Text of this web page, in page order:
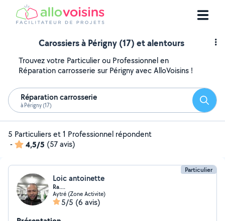
Carossiers à Périgny (17) et alentours
Trouvez votre Particulier ou Professionnel en
Réparation carrosserie sur Périgny avec AlloVoisins !
Réparation carrosserie
à Périgny (17)
5 Particuliers et 1 Professionnel répondent
-
4,5/5 (57 avis)
Particulier
Loic antoinette
Ra....
Aytré (Zone Activite)
5/5 (6 avis)